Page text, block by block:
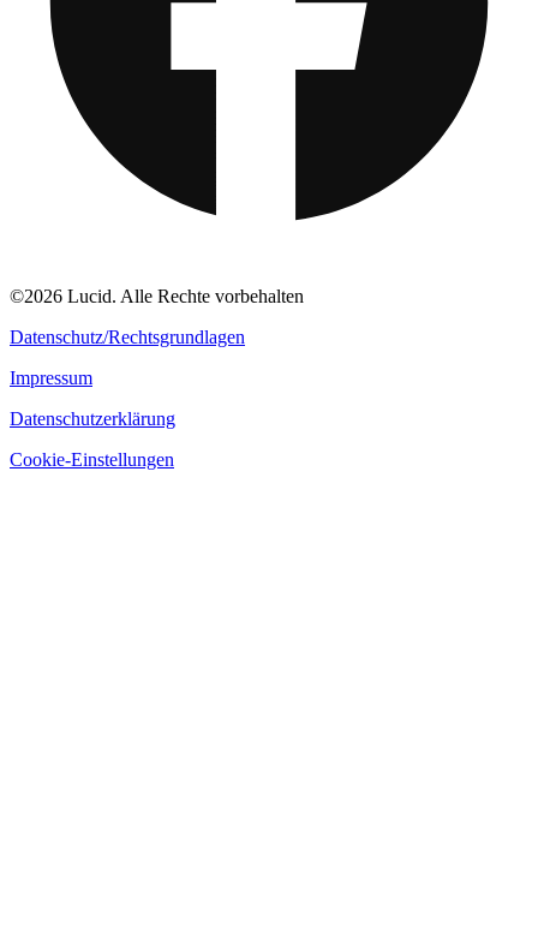
©2026 Lucid. Alle Rechte vorbehalten
Datenschutz/Rechtsgrundlagen
Impressum
Datenschutzerklärung
Cookie-Einstellungen